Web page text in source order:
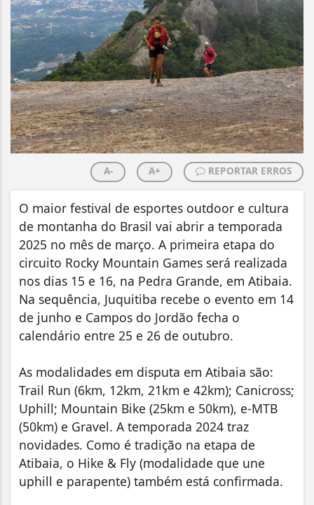
A- A+ REPORTAR ERROS
O maior festival de esportes outdoor e cultura
de montanha do Brasil vai abrir a temporada
2025 no mês de março. A primeira etapa do
circuito Rocky Mountain Games será realizada
nos dias 15 e 16, na Pedra Grande, em Atibaia.
Na sequência, Juquitiba recebe o evento em 14
de junho e Campos do Jordão fecha o
calendário entre 25 e 26 de outubro.
As modalidades em disputa em Atibaia são:
Trail Run (6km, 12km, 21km e 42km); Canicross;
Uphill; Mountain Bike (25km e 50km), e-MTB
(50km) e Gravel. A temporada 2024 traz
novidades. Como é tradição na etapa de
Atibaia, o Hike & Fly (modalidade que une
uphill e parapente) também está confirmada.